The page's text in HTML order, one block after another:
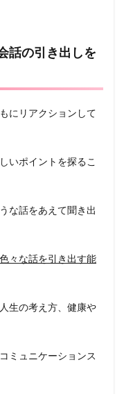
話の引き出しを
にリアクションして
いポイントを探るこ
な話をあえて聞き出
々な話を引き出す能
生の考え方、健康や
ミュニケーションス